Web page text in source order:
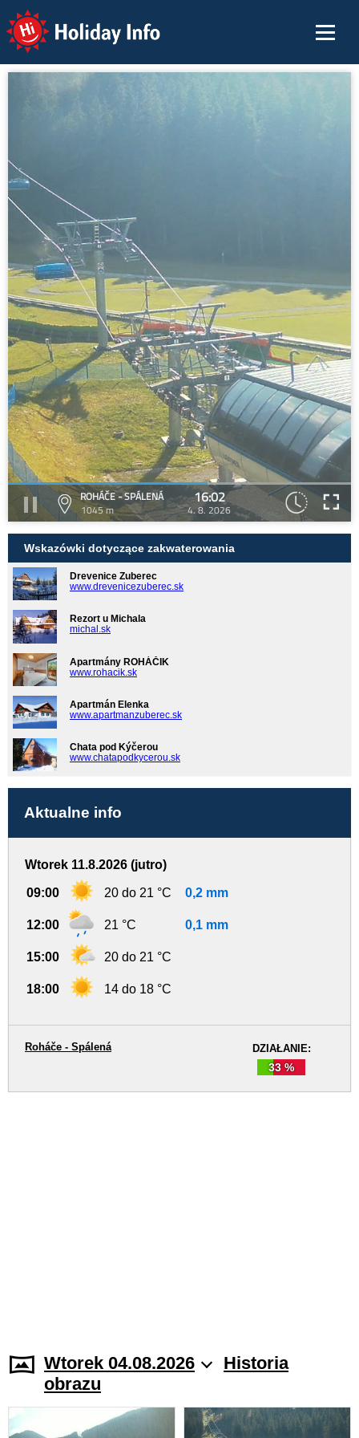
Holiday Info
ROHÁČE - SPÁLENÁ
1045 m
16:02
4. 8. 2026
Wskazówki dotyczące zakwaterowania
Drevenice Zuberec
www.drevenicezuberec.sk
Rezort u Michala
michal.sk
Apartmány ROHÁČIK
www.rohacik.sk
Apartmán Elenka
www.apartmanzuberec.sk
Chata pod Kýčerou
www.chatapodkycerou.sk
Aktualne info
Wtorek 11.8.2026 (jutro)
09:00 20 do 21 °C 0,2 mm
12:00 21 °C 0,1 mm
15:00 20 do 21 °C
18:00 14 do 18 °C
DZIAŁANIE:
33 %
Roháče - Spálená
Wtorek 04.08.2026
Historia
obrazu